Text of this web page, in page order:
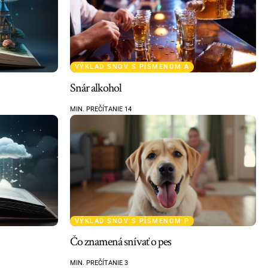
VÝKLAD SNOV S PÍSMENOM A
Snár alkohol
MIN. PREČÍTANIE 14
VÝKLAD SNOV S PÍSMENOM P
Čo znamená snívať o pes
MIN. PREČÍTANIE 3